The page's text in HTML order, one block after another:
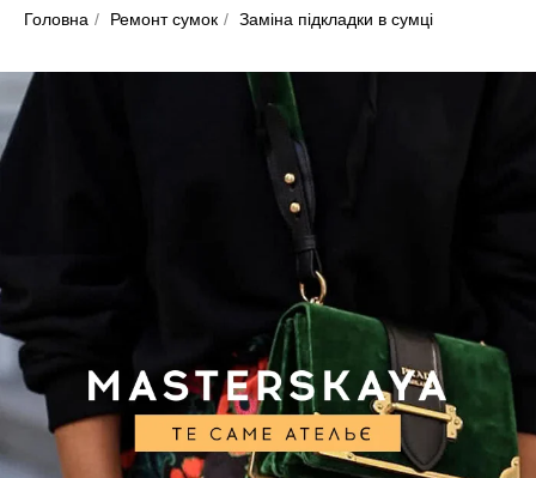
Головна / Ремонт сумок / Заміна підкладки в сумці